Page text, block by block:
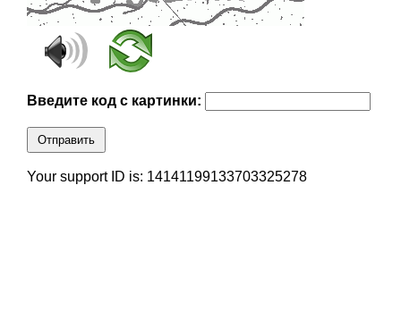
Введите код с картинки:
Отправить
Your support ID is: 14141199133703325278